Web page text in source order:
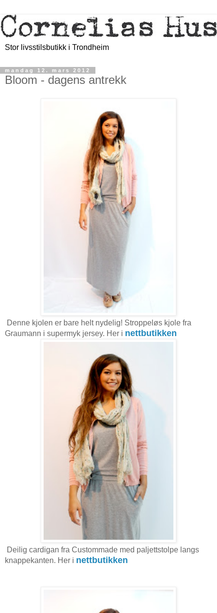
Stor livsstilsbutikk i Trondheim
mandag 12. mars 2012
Bloom - dagens antrekk
Denne kjolen er bare helt nydelig! Stroppeløs kjole fra
Graumann i supermyk jersey. Her i nettbutikken
Deilig cardigan fra Custommade med paljettstolpe langs
knappekanten. Her i nettbutikken